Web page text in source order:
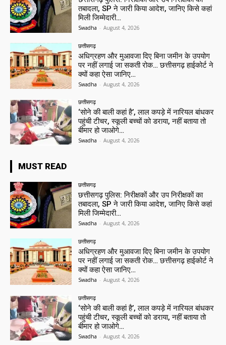
तबादला, SP ने जारी किया आदेश, जानिए किसे कहां
मिली जिम्मेदारी…
Swadha - August 4, 2026
छत्तीसगढ़
अधिग्रहण और मुआवजा दिए बिना जमीन के उपयोग
पर नहीं लगाई जा सकती रोक… छत्तीसगढ़ हाईकोर्ट ने
क्यों कहा ऐसा जानिए…
Swadha - August 4, 2026
छत्तीसगढ़
‘सोने की बाली कहां है’, लाल कपड़े में नारियल बांधकर
पहुंची टीचर, स्कूली बच्चों को डराया, नहीं बताया तो
बीमार हो जाओगे…
Swadha - August 4, 2026
MUST READ
छत्तीसगढ़
छत्तीसगढ़ पुलिस: निरीक्षकों और उप निरीक्षकों का
तबादला, SP ने जारी किया आदेश, जानिए किसे कहां
मिली जिम्मेदारी…
Swadha - August 4, 2026
छत्तीसगढ़
अधिग्रहण और मुआवजा दिए बिना जमीन के उपयोग
पर नहीं लगाई जा सकती रोक… छत्तीसगढ़ हाईकोर्ट ने
क्यों कहा ऐसा जानिए…
Swadha - August 4, 2026
छत्तीसगढ़
‘सोने की बाली कहां है’, लाल कपड़े में नारियल बांधकर
पहुंची टीचर, स्कूली बच्चों को डराया, नहीं बताया तो
बीमार हो जाओगे…
Swadha - August 4, 2026